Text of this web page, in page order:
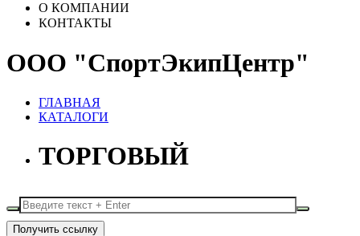
О КОМПАНИИ
КОНТАКТЫ
ООО "СпортЭкипЦентр"
ГЛАВНАЯ
КАТАЛОГИ
ТОРГОВЫЙ
Получить ссылку